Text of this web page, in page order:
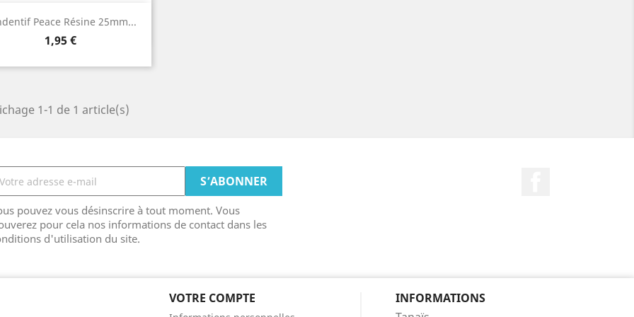
Peace Résine 25mm...
Prix
1,95 €
Aperçu rapide
1-1 de 1 article(s)
pouvez vous désinscrire à tout moment. Vous
pour cela nos informations de contact dans les
d'utilisation du site.
VOTRE COMPTE
INFORMATIONS